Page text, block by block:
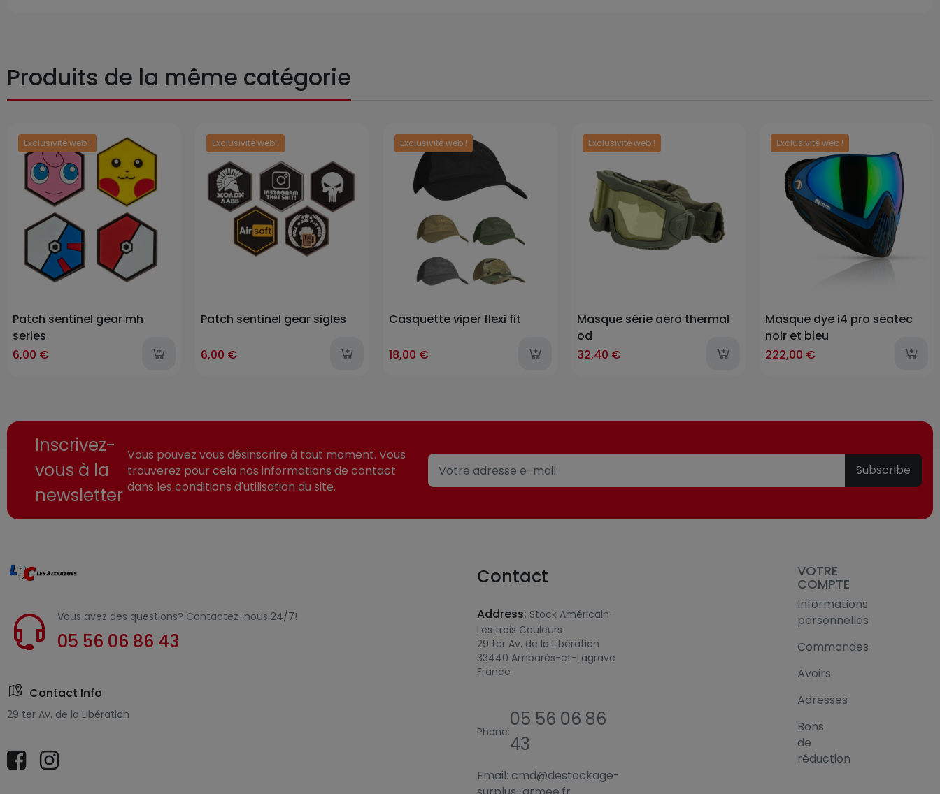
Produits de la même catégorie
Exclusivité web !
Prix
Patch sentinel gear mh
series
6,00 €
Exclusivité web !
Prix
Patch sentinel gear sigles
6,00 €
Exclusivité web !
Casquette viper flexi fit
18,00 €
Exclusivité web !
Masque série aero thermal
od
32,40 €
Exclusivité web !
Masque dye i4 pro seatec
noir et bleu
222,00 €
Inscrivez-
vous à la
newsletter
Vous pouvez vous désinscrire à tout moment. Vous
trouverez pour cela nos informations de contact
dans les conditions d'utilisation du site.
Subscribe
Vous avez des questions? Contactez-nous 24/7!
05 56 06 86 43
Contact Info
29 ter Av. de la Libération
Contact
Address: Stock Américain-
Les trois Couleurs
29 ter Av. de la Libération
33440 Ambarès-et-Lagrave
France
Phone:
05 56 06 86
43
Email: cmd@destockage-
VOTRE
COMPTE
Informations
personnelles
Commandes
Avoirs
Adresses
Bons
de
réduction